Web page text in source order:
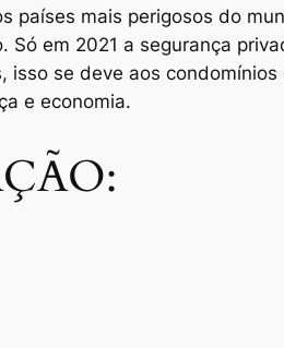
países mais perigosos do
Só em 2021 a segurança
se deve aos
e economia.